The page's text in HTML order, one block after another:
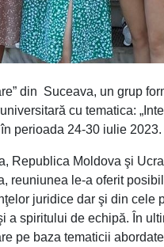
din Suceava, un grup
cu tematica:
perioada 24-30 iulie 2023.
Republica Moldova şi
reuniunea le-a oferit
juridice dar şi din cele
a spiritului de echipă. În
pe baza tematicii